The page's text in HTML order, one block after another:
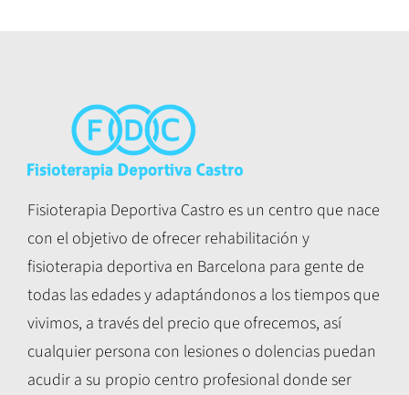
Fisioterapia Deportiva Castro es un centro que nace
con el objetivo de ofrecer rehabilitación y
fisioterapia deportiva en Barcelona para gente de
todas las edades y adaptándonos a los tiempos que
vivimos, a través del precio que ofrecemos, así
cualquier persona con lesiones o dolencias puedan
acudir a su propio centro profesional donde ser